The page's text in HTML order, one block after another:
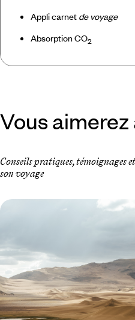
Appli carnet de voyage
Absorption CO2
Vous aimerez
Conseils pratiques,
son voyage